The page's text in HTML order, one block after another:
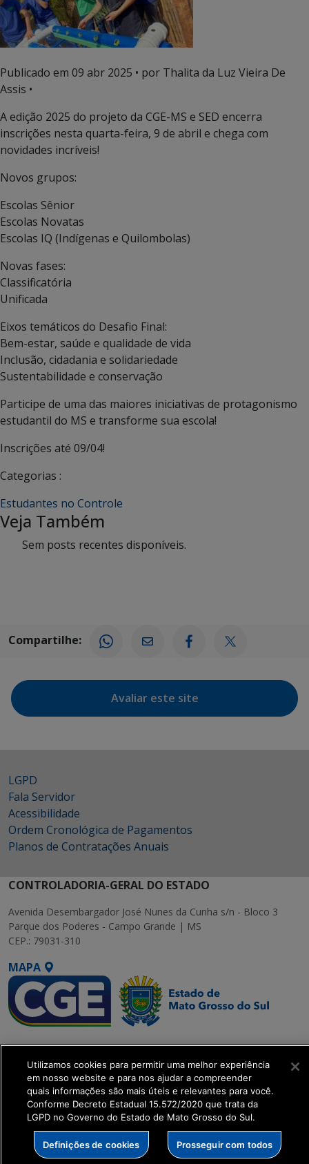
Publicado em 09 abr 2025 • por Thalita da Luz Vieira De
Assis •
A edição 2025 do projeto da CGE-MS e SED encerra
inscrições nesta quarta-feira, 9 de abril e chega com
novidades incríveis!
Novos grupos:
Escolas Sênior
Escolas Novatas
Escolas IQ (Indígenas e Quilombolas)
Novas fases:
Classificatória
Unificada
Eixos temáticos do Desafio Final:
Bem-estar, saúde e qualidade de vida
Inclusão, cidadania e solidariedade
Sustentabilidade e conservação
Participe de uma das maiores iniciativas de protagonismo
estudantil do MS e transforme sua escola!
Inscrições até 09/04!
Categorias :
Estudantes no Controle
Veja Também
Sem posts recentes disponíveis.
Compartilhe:
Avaliar este site
LGPD
Fala Servidor
Acessibilidade
Ordem Cronológica de Pagamentos
Planos de Contratações Anuais
CONTROLADORIA-GERAL DO ESTADO
Avenida Desembargador José Nunes da Cunha s/n - Bloco 3
Parque dos Poderes - Campo Grande | MS
CEP.: 79031-310
MAPA
SETDIG | Secretaria-
Executiva de
Transformação Digital
get_footer();
Utilizamos cookies para permitir uma melhor experiência
em nosso website e para nos ajudar a compreender
quais informações são mais úteis e relevantes para você.
Conforme Decreto Estadual 15.572/2020 que trata da
LGPD no Governo do Estado de Mato Grosso do Sul.
Definições de cookies Prosseguir com todos